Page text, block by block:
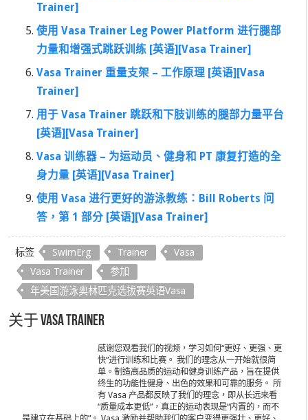
Trainer]
使用 Vasa Trainer Leg Power Platform 进行腿部
力量和增强式跳跃训练 [英语][Vasa Trainer]
Vasa Trainer 重量支架 – 工作原理 [英语][Vasa
Trainer]
用于 Vasa Trainer 跳跃和下肢训练的腿部力量平台
[英语][Vasa Trainer]
Vasa 训练器 – 为运动员、健身和 PT 康复打造的全
身力量 [英语][Vasa Trainer]
使用 Vasa 进行更好的游泳教练：Bill Roberts 问
答，第 1 部分 [英语][Vasa Trainer]
标签 SwimErg Trainer
Vasa
Vasa Trainer
参加
年美国游泳奥林匹克选拔赛英语Vasa
关于 Vasa Trainer
感谢您观看我们的视频，学习如何“更好、更强、更
快”进行训练和比赛。 我们的理念从一开始就很简
单。制造高品质的运动和健身训练产品，旨在提供
终生的功能性健身、出色的效果和可靠的服务。 所
有 Vasa 产品都反映了我们的理念，即从长远来看
“质量成本更低”，真正的运动表现是“内置的，而不